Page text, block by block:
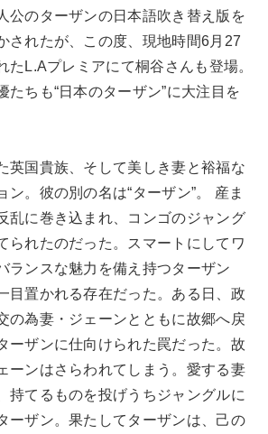
公のターザンの日本語吹き替え版を
されたが、この度、現地時間6月27
たL.Aプレミアにて桐谷さんも登場。
たちも“日本のターザン”に大注目を
英国貴族、そして美しき妻と裕福な
ン。彼の別の名は“ターザン”。 産ま
乱に巻き込まれ、コンゴのジャング
られたのだった。スマートにしてワ
ランスな魅力を備え持つターザン
目置かれる存在だった。ある日、政
の為妻・ジェーンとともに故郷へ戻
ーザンに仕向けられた罠だった。故
ーンはさらわれてしまう。愛する妻
持てるものを投げうちジャングルに
ーザン。果たしてターザンは、己の